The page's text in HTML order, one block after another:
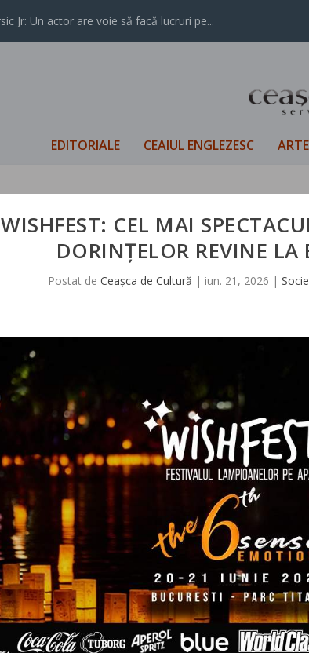
Jr: Un actor are voie să facă lucruri pe...
EDITORIALE CEAIUL ENGLEZESC ARTE
WISHFEST: CEL MAI
DORINȚELOR REVINE LA
Postat deCeașca de Cultură | iun. 21, 2026 |